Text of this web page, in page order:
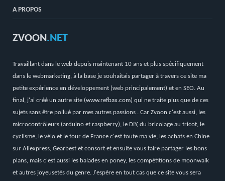
A PROPOS
ZVOON.NET
Travaillant dans le web depuis maintenant 10 ans et plus spécifiquement
dans le webmarketing, à la base je souhaitais partager à travers ce site ma
petite expérience en développement (web principalement) et en SEO. Au
final, j'ai créé un autre site (www.refbax.com) qui ne traite plus que de ces
sujets sans être pollué par mes autres passions . Car Zvoon c'est aussi, les
microcontrôleurs (arduino et raspberry), le DIY, du bricolage au tricot, le
cyclisme, le vélo et le tour de France c'est toute ma vie, les achats en Chine
sur Aliexpress, Gearbest et consort et ensuite vous faire partager les bons
plans, mais c'est aussi les balades en poney, les compétitions de moonwalk
et autres joyeusetés du genre. J'espère en tout cas que ce site vous sera